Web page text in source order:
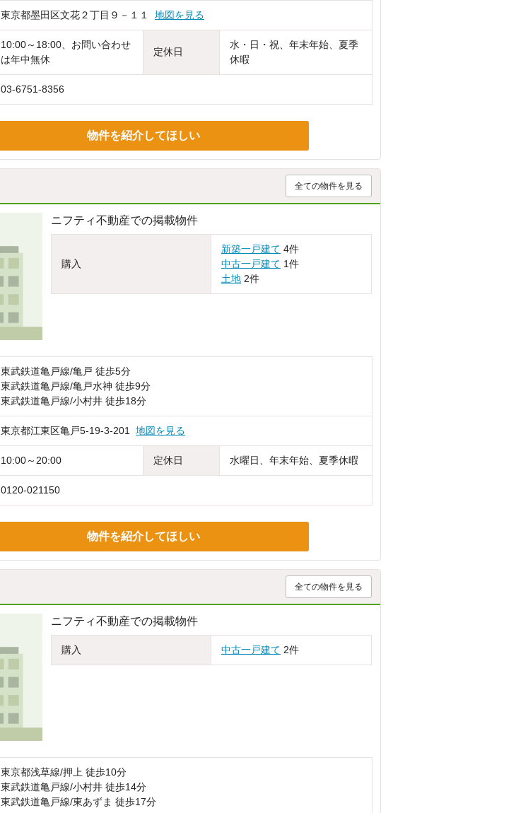
東京都墨田区文花２丁目９－１１ 地図を見る
10:00～18:00、お問い合わせ
は年中無休
定休日
水・日・祝、年末年始、夏季
休暇
03-6751-8356
物件を紹介してほしい
全ての物件を見る
ニフティ不動産での掲載物件
購入
新築一戸建て 4件
中古一戸建て 1件
土地 2件
東武鉄道亀戸線/亀戸 徒歩5分
東武鉄道亀戸線/亀戸水神 徒歩9分
東武鉄道亀戸線/小村井 徒歩18分
東京都江東区亀戸5-19-3-201 地図を見る
10:00～20:00 定休日 水曜日、年末年始、夏季休暇
0120-021150
物件を紹介してほしい
全ての物件を見る
ニフティ不動産での掲載物件
購入 中古一戸建て 2件
東京都浅草線/押上 徒歩10分
東武鉄道亀戸線/小村井 徒歩14分
東武鉄道亀戸線/東あずま 徒歩17分